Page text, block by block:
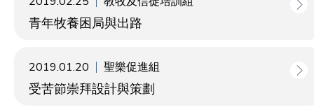
青年牧養困局與出路
2019.01.20 聖樂促進組
受苦節崇拜設計與策劃